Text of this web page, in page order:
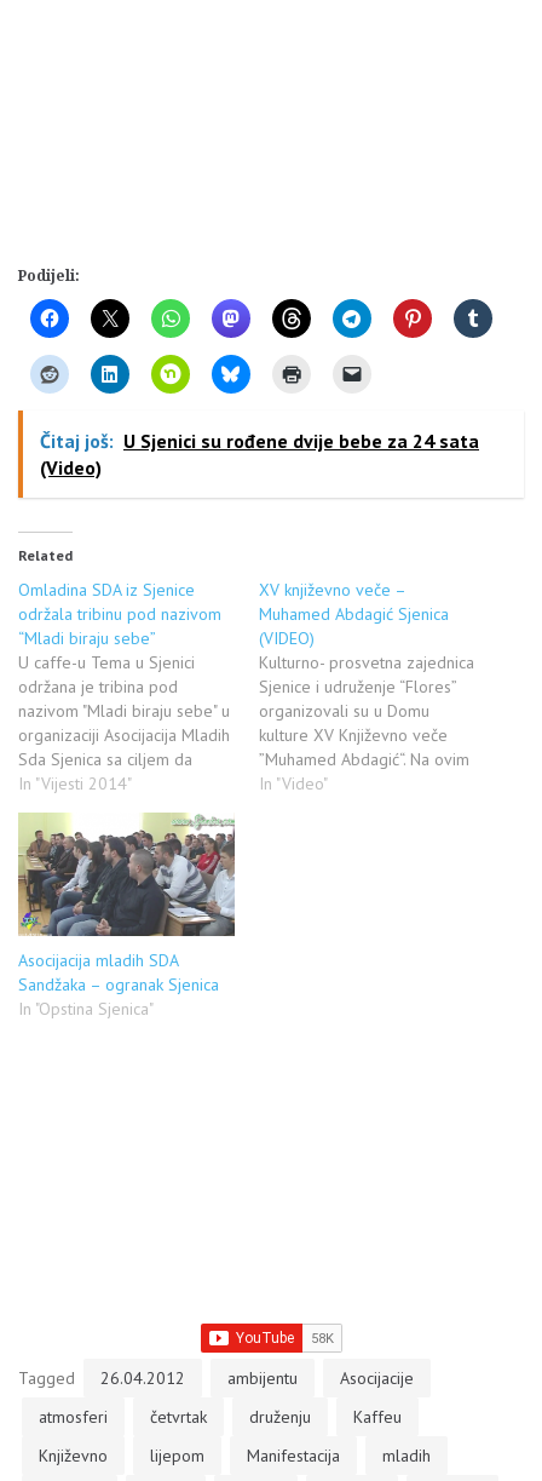
Podijeli:
Čitaj još: U Sjenici su rođene dvije bebe za 24 sata
(Video)
Related
Omladina SDA iz Sjenice
održala tribinu pod nazivom
“Mladi biraju sebe”
U caffe-u Tema u Sjenici
održana je tribina pod
nazivom "Mladi biraju sebe" u
organizaciji Asocijacija Mladih
Sda Sjenica sa ciljem da
upozna mlade sa značajem
učešća mladih u biranju bolje
budućnosti i razumevanju
svojih odluka. Pristutnima su
se obratili predstavnici
Asocijacije mladih SDA
Sandžaka ogranak Sjenica,
predsjednik Asocijacije
mladih…
In "Vijesti 2014"
XV književno veče –
Muhamed Abdagić Sjenica
(VIDEO)
Kulturno- prosvetna zajednica
Sjenice i udruženje “Flores”
organizovali su u Domu
kulture XV Književno veče
”Muhamed Abdagić“. Na ovim
književnim susretima
In "Video"
Asocijacija mladih SDA
Sandžaka – ogranak Sjenica
In "Opstina Sjenica"
Tagged 26.04.2012 ambijentu
Asocijacije
atmosferi
četvrtak druženju
Kaffeu
Književno
lijepom Manifestacija
mladih